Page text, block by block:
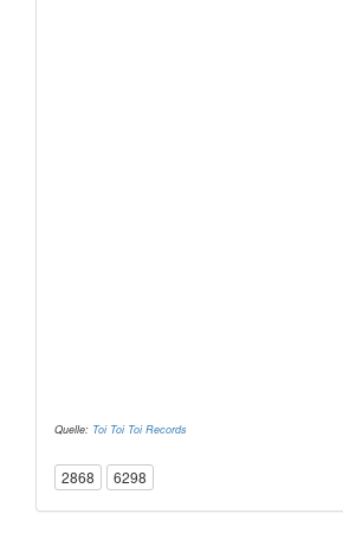
Quelle: Toi Toi Toi Records
2868 6298